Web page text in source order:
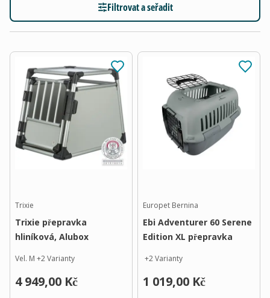
Filtrovat a seřadit
Trixie
Trixie přepravka
hliníková, Alubox
Vel. M +2Varianty
4 949,00 Kč
Europet Bernina
Ebi Adventurer 60 Serene
Edition XL přepravka
+2Varianty
1 019,00 Kč